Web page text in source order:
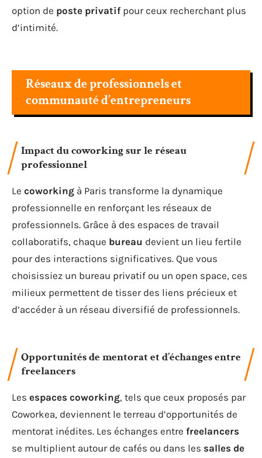
option de poste privatifpour ceux recherchant plus
d’intimité.
Réseaux de professionnels et
communauté d’entrepreneurs
Impact du coworking sur le réseau
professionnel
Le coworking à Paris transforme la dynamique
professionnelle en renforçant les réseaux de
professionnels. Grâce à des espaces de travail
collaboratifs, chaque bureau devient un lieu fertile
pour des interactions significatives. Que vous
choisissiez un bureau privatif ou un open space, ces
milieux permettent de tisser des liens précieux et
d’accéder à un réseau diversifié de professionnels.
Opportunités de mentorat et d’échanges entre
freelancers
Les espaces coworking, tels que ceux proposés par
Coworkea, deviennent le terreau d’opportunités de
mentorat inédites. Les échanges entre freelancers
se multiplient autour de cafés ou dans les salles de